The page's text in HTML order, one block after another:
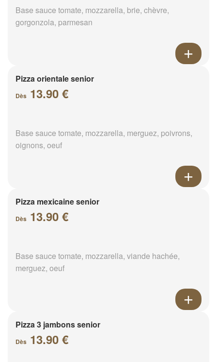
Base sauce tomate, mozzarella, brie, chèvre,
gorgonzola, parmesan
Pizza orientale senior
Dès 13.90 €
Base sauce tomate, mozzarella, merguez, poivrons,
oignons, oeuf
Pizza mexicaine senior
Dès 13.90 €
Base sauce tomate, mozzarella, viande hachée,
merguez, oeuf
Pizza 3 jambons senior
Dès 13.90 €